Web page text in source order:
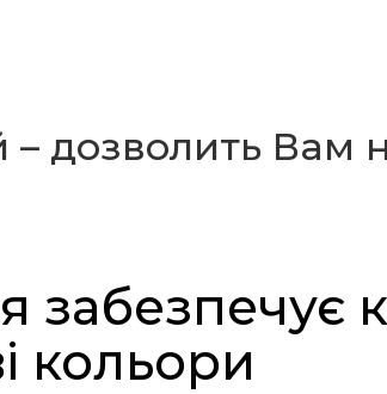
– дозволить Вам
забезпечує
кольори